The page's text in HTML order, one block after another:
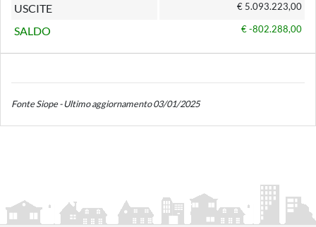
USCITE € 5.093.223,00
SALDO € -802.288,00
Fonte Siope - Ultimo aggiornamento 03/01/2025